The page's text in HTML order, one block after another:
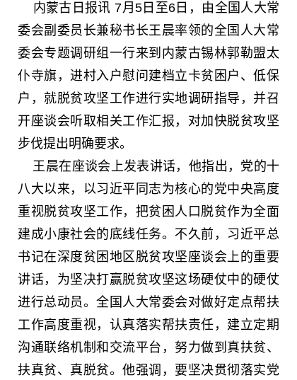
内蒙古日报讯 7月5日至6日，由全国人大常
委会副委员长兼秘书长王晨率领的全国人大常
委会专题调研组一行来到内蒙古锡林郭勒盟太
仆寺旗，进村入户慰问建档立卡贫困户、低保
户，就脱贫攻坚工作进行实地调研指导，并召
开座谈会听取相关工作汇报，对加快脱贫攻坚
步伐提出明确要求。
王晨在座谈会上发表讲话，他指出，党的十
八大以来，以习近平同志为核心的党中央高度
重视脱贫攻坚工作，把贫困人口脱贫作为全面
建成小康社会的底线任务。不久前，习近平总
书记在深度贫困地区脱贫攻坚座谈会上的重要
讲话，为坚决打赢脱贫攻坚这场硬仗中的硬仗
进行总动员。全国人大常委会对做好定点帮扶
工作高度重视，认真落实帮扶责任，建立定期
沟通联络机制和交流平台，努力做到真扶贫、
扶真贫、真脱贫。他强调，要坚决贯彻落实党